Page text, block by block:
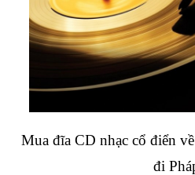
Mua đĩa CD nhạc cổ điển
đi